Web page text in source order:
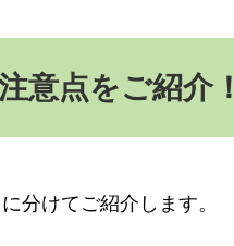
意点をご紹介！
分けてご紹介します。